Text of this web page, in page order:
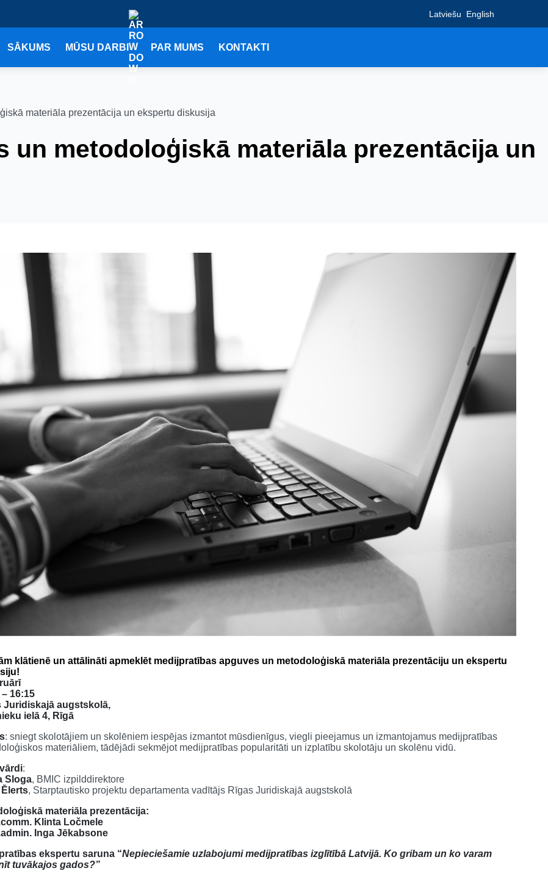
Latviešu English
SĀKUMS MŪSU DARBI PAR MUMS KONTAKTI
materiāla prezentācija un ekspertu diskusija
un metodoloģiskā materiāla prezentācija un
klātienē un attālināti apmeklēt medijpratības apguves un metodoloģiskā materiāla prezentāciju un ekspertu
!
– 16:15
Juridiskajā augstskolā,
ielā 4, Rīgā
: sniegt skolotājiem un skolēniem iespējas izmantot mūsdienīgus, viegli pieejamus un izmantojamus medijpratības
materiāliem, tādējādi sekmējot medijpratības popularitāti un izplatību skolotāju un skolēnu vidū.
:
Sloga, BMIC izpilddirektore
, Starptautisko projektu departamenta vadītājs Rīgas Juridiskajā augstskolā
materiāla prezentācija:
Klinta Ločmele
Inga Jēkabsone
ekspertu saruna “Nepieciešamie uzlabojumi medijpratības izglītībā Latvijā. Ko gribam un ko varam
tuvākajos gados?”